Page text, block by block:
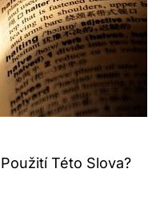
Této Slova?